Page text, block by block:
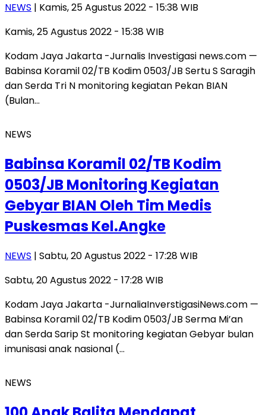
NEWS | Kamis, 25 Agustus 2022 - 15:38 WIB
Kamis, 25 Agustus 2022 - 15:38 WIB
Kodam Jaya Jakarta -Jurnalis Investigasi news.com —
Babinsa Koramil 02/TB Kodim 0503/JB Sertu S Saragih
dan Serda Tri N monitoring kegiatan Pekan BIAN
(Bulan…
NEWS
Babinsa Koramil 02/TB Kodim
0503/JB Monitoring Kegiatan
Gebyar BIAN Oleh Tim Medis
Puskesmas Kel.Angke
NEWS | Sabtu, 20 Agustus 2022 - 17:28 WIB
Sabtu, 20 Agustus 2022 - 17:28 WIB
Kodam Jaya Jakarta -JurnaliaInverstigasiNews.com —
Babinsa Koramil 02/TB Kodim 0503/JB Serma Mi’an
dan Serda Sarip St monitoring kegiatan Gebyar bulan
imunisasi anak nasional (…
NEWS